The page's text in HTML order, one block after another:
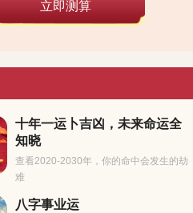
立即测算
十年一运卜吉凶，未来命运全
知晓
查看2020-2030年，你的命中会发生的劫
难
八字事业运